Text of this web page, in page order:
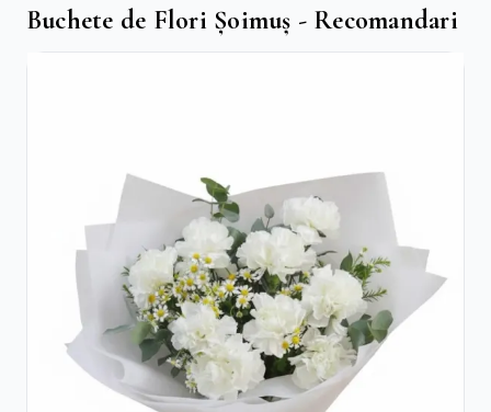
Buchete de Flori Șoimuș - Recomandari